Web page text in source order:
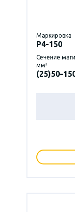
Маркировка
P4-150
Сечение
мм²
(25)50-